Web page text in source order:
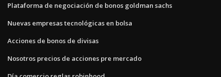
Plataforma de negociación de bonos goldman sachs
Nuevas empresas tecnológicas en bolsa
Acciones de bonos de divisas
Nosotros precios de acciones pre mercado